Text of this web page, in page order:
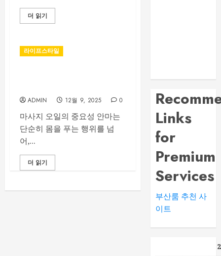
더 읽기
라이프스타일
ADMIN 12월 9, 2025 0
마사지 오일의 중요성 안마는
단순히 몸을 푸는 행위를 넘
어,...
더 읽기
Links
for
Premium
Services
부산룸 추천 사
이트